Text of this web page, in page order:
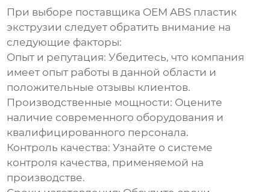
При выборе поставщика OEM ABS пластик
экструзии следует обратить внимание на
следующие факторы:
Опыт и репутация: Убедитесь, что компания
имеет опыт работы в данной области и
положительные отзывы клиентов.
Производственные мощности: Оцените
наличие современного оборудования и
квалифицированного персонала.
Контроль качества: Узнайте о системе
контроля качества, применяемой на
производстве.